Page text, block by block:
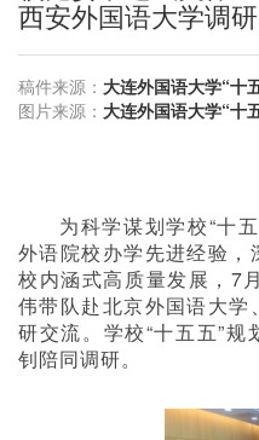
西安外国语大学调研
稿件来源： 大连外国语大学“十
图片来源： 大连外国语大学“十
为科学谋划学校“十
外语院校办学先进经验
校内涵式高质量发展， 7
伟带队赴北京外国语大
研交流。学校“十五五”规
钊陪同调研。